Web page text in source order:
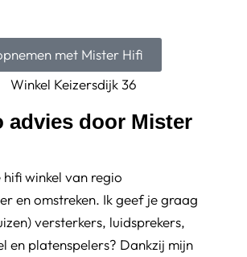
met Mister Hifi
advies door Mister
winkel van regio
en omstreken. Ik geef je graag
versterkers, luidsprekers,
en platenspelers? Dankzij mijn